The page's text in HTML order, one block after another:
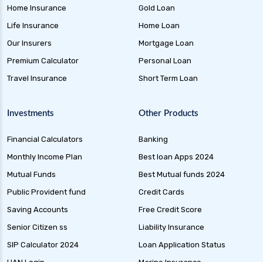
Home Insurance
Life Insurance
Our Insurers
Premium Calculator
Travel Insurance
Gold Loan
Home Loan
Mortgage Loan
Personal Loan
Short Term Loan
Investments
Financial Calculators
Monthly Income Plan
Mutual Funds
Public Provident fund
Saving Accounts
Senior Citizen ss
SIP Calculator 2024
Other Products
Banking
Best loan Apps 2024
Best Mutual funds 2024
Credit Cards
Free Credit Score
Liability Insurance
Loan Application Status